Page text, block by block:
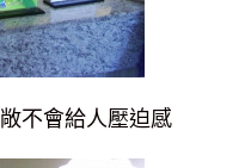
不會給人壓迫感